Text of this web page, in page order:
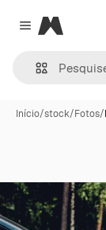
Close menu
Magnific
Início/stock/Fotos/